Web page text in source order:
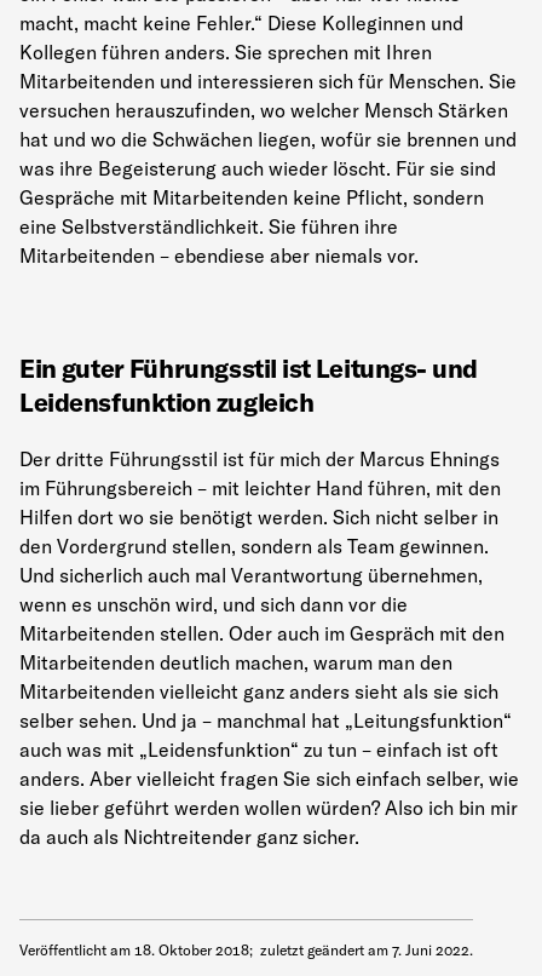
macht, macht keine Fehler.“ Diese Kolleginnen und
Kollegen führen anders. Sie sprechen mit Ihren
Mitarbeitenden und interessieren sich für Menschen. Sie
versuchen herauszufinden, wo welcher Mensch Stärken
hat und wo die Schwächen liegen, wofür sie brennen und
was ihre Begeisterung auch wieder löscht. Für sie sind
Gespräche mit Mitarbeitenden keine Pflicht, sondern
eine Selbstverständlichkeit. Sie führen ihre
Mitarbeitenden – ebendiese aber niemals vor.
Ein guter Führungsstil ist Leitungs- und
Leidensfunktion zugleich
Der dritte Führungsstil ist für mich der Marcus Ehnings
im Führungsbereich – mit leichter Hand führen, mit den
Hilfen dort wo sie benötigt werden. Sich nicht selber in
den Vordergrund stellen, sondern als Team gewinnen.
Und sicherlich auch mal Verantwortung übernehmen,
wenn es unschön wird, und sich dann vor die
Mitarbeitenden stellen. Oder auch im Gespräch mit den
Mitarbeitenden deutlich machen, warum man den
Mitarbeitenden vielleicht ganz anders sieht als sie sich
selber sehen. Und ja – manchmal hat „Leitungsfunktion“
auch was mit „Leidensfunktion“ zu tun – einfach ist oft
anders. Aber vielleicht fragen Sie sich einfach selber, wie
sie lieber geführt werden wollen würden? Also ich bin mir
da auch als Nichtreitender ganz sicher.
Veröffentlicht am 18. Oktober 2018; zuletzt geändert am 7. Juni 2022.